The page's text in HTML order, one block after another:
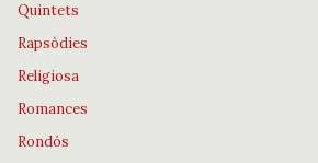
Quintets
Rapsòdies
Religiosa
Romances
Rondós